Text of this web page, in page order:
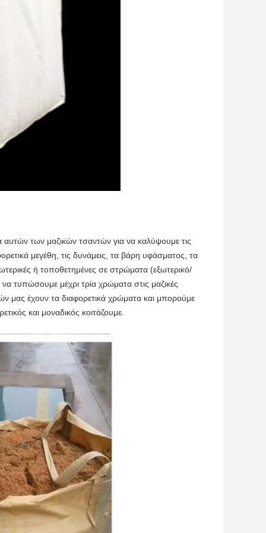
των μαζικών τσαντών για να καλύψουμε τις
μεγέθη, τις δυνάμεις, τα βάρη υφάσματος, τα
ή τοποθετημένες σε στρώματα (εξωτερικό/
τυπώσουμε μέχρι τρία χρώματα στις μαζικές
μας έχουν τα διαφορετικά χρώματα και μπορούμε
και μοναδικός κοιτάζουμε.